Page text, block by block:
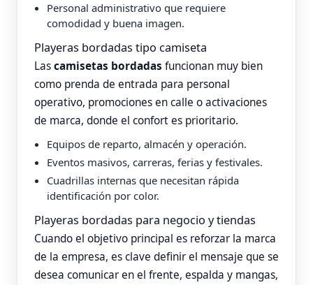
Personal administrativo que requiere
comodidad y buena imagen.
Playeras bordadas tipo camiseta
Lascamisetas bordadas funcionan muy bien
como prenda de entrada para personal
operativo, promociones en calle o activaciones
de marca, donde el confort es prioritario.
Equipos de reparto, almacén y operación.
Eventos masivos, carreras, ferias y festivales.
Cuadrillas internas que necesitan rápida
identificación por color.
Playeras bordadas para negocio y tiendas
Cuando el objetivo principal es reforzar la marca
de la empresa, es clave definir el mensaje que se
desea comunicar en el frente, espalda y mangas,